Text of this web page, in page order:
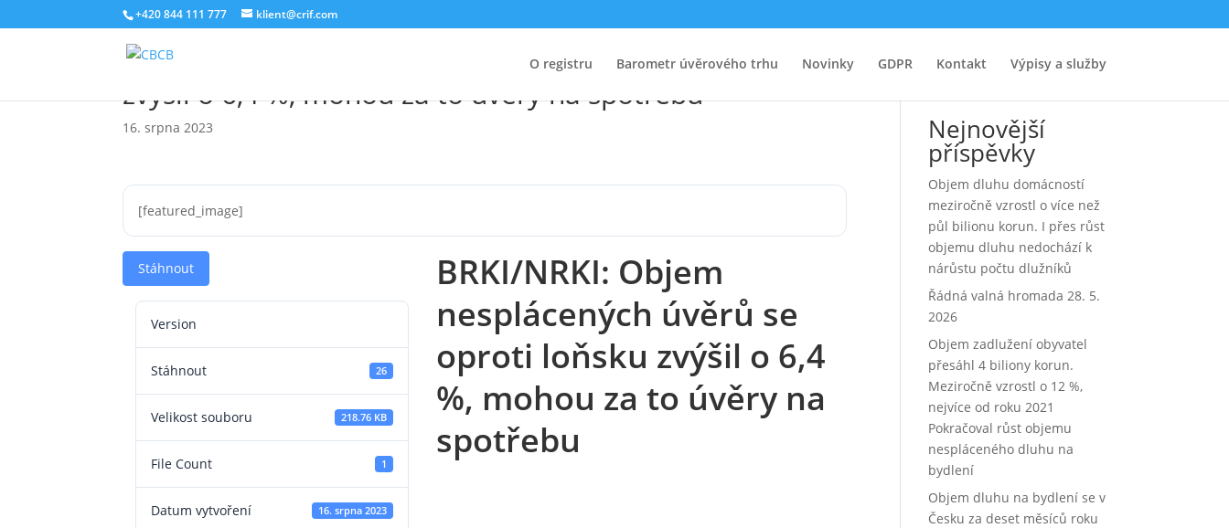
+420 844 111 777 klient@crif.com
O registru Barometr úvěrového trhu Novinky GDPR Kontakt Výpisy a služby
BRKI/NRKI: Objem nesplácených úvěrů se oproti loňsku
zvýšil o 6,4 %, mohou za to úvěry na spotřebu
16. srpna 2023
[featured_image]
Stáhnout
Version
Stáhnout 26
Velikost souboru 218.76 KB
File Count 1
Datum vytvoření 16. srpna 2023
BRKI/NRKI: Objem
nesplácených úvěrů se
oproti loňsku zvýšil o 6,4
%, mohou za to úvěry na
spotřebu
Hledat
Nejnovější
příspěvky
Objem dluhu domácností
meziročně vzrostl o více než
půl bilionu korun. I přes růst
objemu dluhu nedochází k
nárůstu počtu dlužníků
Řádná valná hromada 28. 5.
2026
Objem zadlužení obyvatel
přesáhl 4 biliony korun.
Meziročně vzrostl o 12 %,
nejvíce od roku 2021
Pokračoval růst objemu
nespláceného dluhu na
bydlení
Objem dluhu na bydlení se v
Česku za deset měsíců roku